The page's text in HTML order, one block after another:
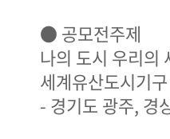
● 공모전주제
나의 도시 우리의
세계유산도시기
- 경기도 광주, 경